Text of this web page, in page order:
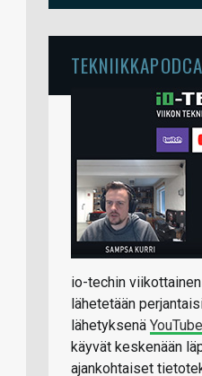
io-techin
lähetetään
lähetyksenä
käyvät keskenään
ajankohtaiset